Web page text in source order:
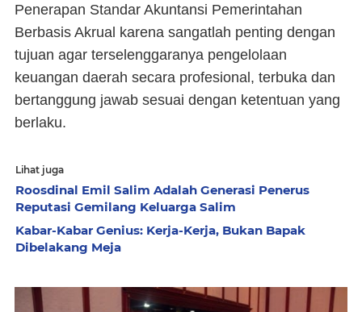
Penerapan Standar Akuntansi Pemerintahan
Berbasis Akrual karena sangatlah penting dengan
tujuan agar terselenggaranya pengelolaan
keuangan daerah secara profesional, terbuka dan
bertanggung jawab sesuai dengan ketentuan yang
berlaku.
Lihat juga
Roosdinal Emil Salim Adalah Generasi Penerus
Reputasi Gemilang Keluarga Salim
Kabar-Kabar Genius: Kerja-Kerja, Bukan Bapak
Dibelakang Meja